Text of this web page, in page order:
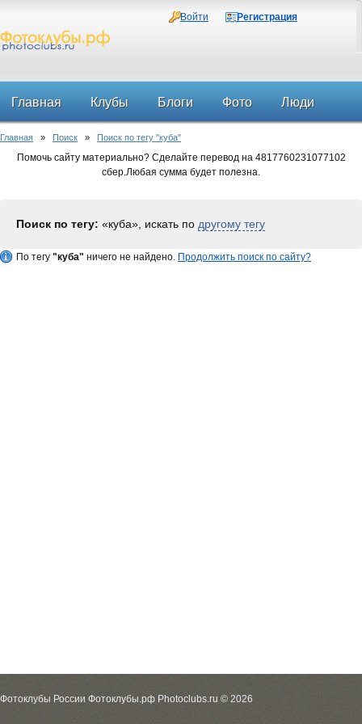
Войти Регистрация
Главная Клубы Блоги Фото Люди
Форум
Главная » Поиск » Поиск по тегу "куба"
Помочь сайту материально? Сделайте перевод на 4817760231077102
сбер.Любая сумма будет полезна.
Поиск по тегу: «куба», искать по другому тегу
По тегу "куба" ничего не найдено. Продолжить поиск по сайту?
Фотоклубы России Фотоклубы.рф Photoclubs.ru © 2026